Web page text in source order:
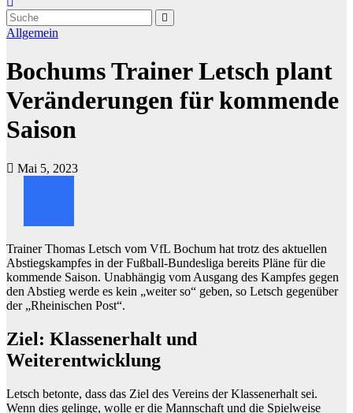
Allgemein
Bochums Trainer Letsch plant
Veränderungen für kommende
Saison
Mai 5, 2023
Trainer Thomas Letsch vom VfL Bochum hat trotz des aktuellen
Abstiegskampfes in der Fußball-Bundesliga bereits Pläne für die
kommende Saison. Unabhängig vom Ausgang des Kampfes gegen
den Abstieg werde es kein „weiter so“ geben, so Letsch gegenüber
der „Rheinischen Post“.
Ziel: Klassenerhalt und
Weiterentwicklung
Letsch betonte, dass das Ziel des Vereins der Klassenerhalt sei.
Wenn dies gelinge, wolle er die Mannschaft und die Spielweise